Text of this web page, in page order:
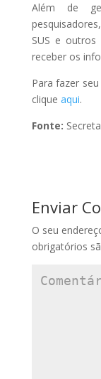
Além de
SUS e outros
receber os
Para fazer
clique aqui.
Fonte:
Enviar
O seu
obrigatórios